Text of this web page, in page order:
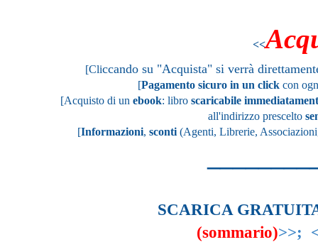
<<
[Cliccando su "Acquista" si verrà
[Pagamento sicuro in un click con
[Acquisto di un ebook: libro scaricabile
all'indirizzo prescelto
[Informazioni, sconti (Agenti, Librerie,
SCARICA
(sommario)>>;